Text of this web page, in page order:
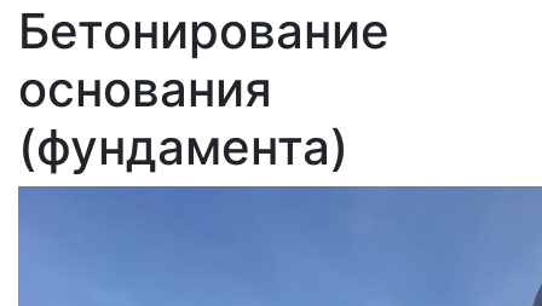
Бетонирование
основания
(фундамента)